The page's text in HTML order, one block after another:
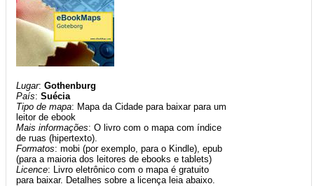
Lugar:Gothenburg
País:Suécia
Tipo de mapa: Mapa da Cidade para baixar para um
leitor de ebook
Mais informações: O livro com o mapa com índice
de ruas (hipertexto).
Formatos: mobi (por exemplo, para o Kindle), epub
(para a maioria dos leitores de ebooks e tablets)
Licence: Livro eletrônico com o mapa é gratuito
para baixar. Detalhes sobre a licença leia abaixo.